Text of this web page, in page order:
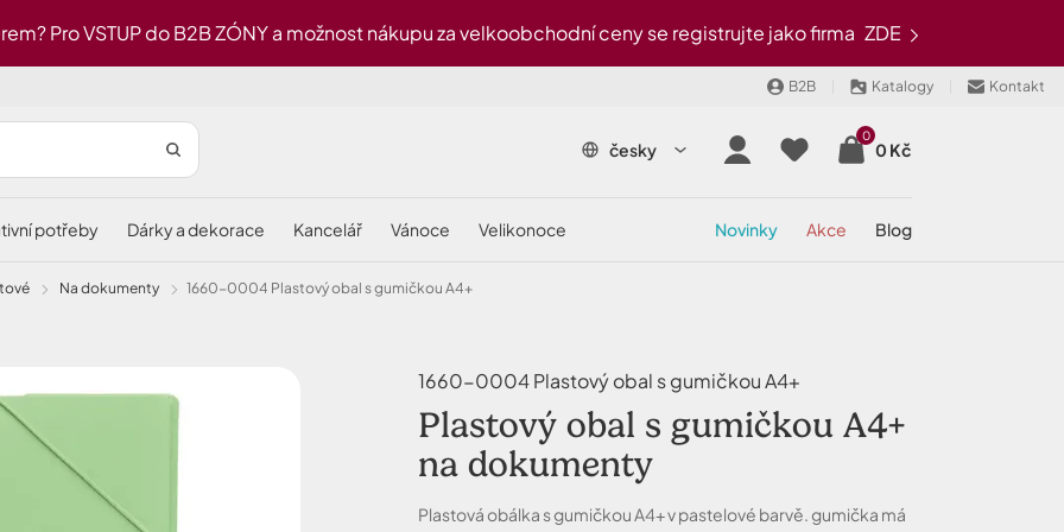
Pro VSTUP do B2B ZÓNY a možnost nákupu za velkoobchodní ceny se registrujte jako firma ZDE
B2B Katalogy Kontakt
česky
0
0 Kč
potřeby dárky a dekorace kancelář vánoce velikonoce novinky akce blog
na dokumenty 1660-0004 Plastový obal s gumičkou A4+
1660-0004 Plastový obal s gumičkou A4+
Plastový obal s gumičkou A4+
na dokumenty
Plastová obálka s gumičkou A4+ v pastelové barvě. gumička má